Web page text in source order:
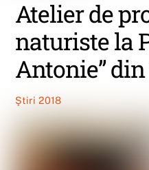
Atelier de
naturiste la
Antonie”
Ştiri 2018